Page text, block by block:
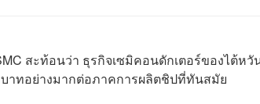
สะท้อนว่า ธุรกิจเซมิคอนดักเตอร์ของไต้หวั
าทอย่างมากต่อภาคการผลิตชิปที่ทันสมัย